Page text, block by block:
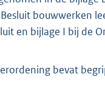
bouwwerken
en bijlage I bij de
bevat